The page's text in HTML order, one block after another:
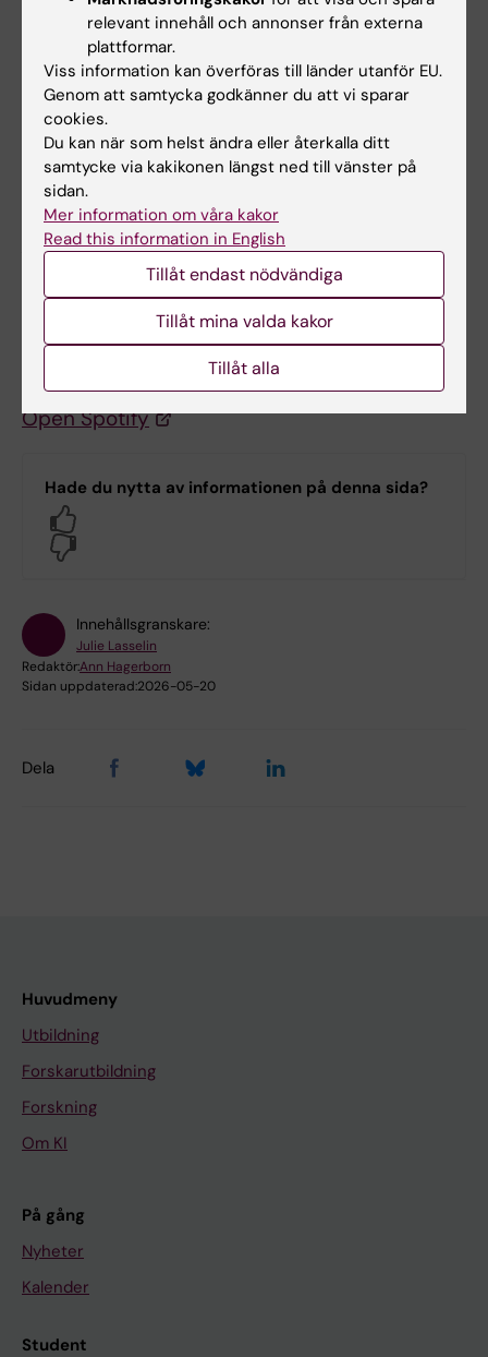
Medicinvetarna #93 | Lyssna här | Podme
Podcast Player
Maj 2022
Cancer och helande
TV4 Nyheterna
Andarnas rike – del 4 med Mats Lekander
Andarnas rike,
SVT Play 2023
Medicinsk antropologi och integrativ hälsa
Open Spotify
Hade du nytta av informationen på denna sida?
Innehållsgranskare:
Julie Lasselin
Redaktör:Ann Hagerborn
Sidan uppdaterad:2026-05-20
Dela
Huvudmeny
Utbildning
Forskarutbildning
Forskning
Om KI
På gång
Nyheter
Kalender
Student
relevant innehåll och annonser från externa
plattformar.
Viss information kan överföras till länder utanför EU.
Genom att samtycka godkänner du att vi sparar
cookies.
Du kan när som helst ändra eller återkalla ditt
samtycke via kakikonen längst ned till vänster på
sidan.
Mer information om våra kakor
Read this information in English
Tillåt endast nödvändiga
Tillåt mina valda kakor
Tillåt alla